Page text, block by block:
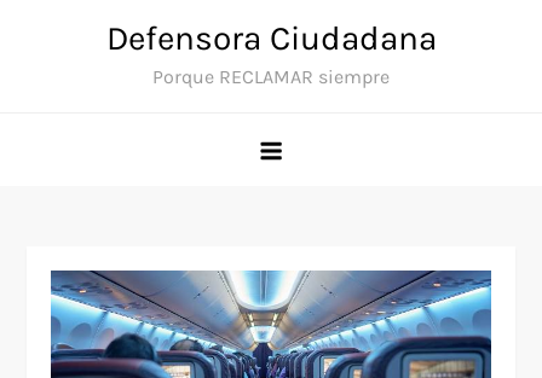
Defensora Ciudadana
Porque RECLAMAR siempre